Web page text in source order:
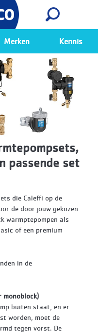
Bekijk
Merken Kennis
passende set
die Caleffi op de
de door jouw gekozen
warmptepompen als
of een premium
in de
monoblock)
buiten staat, en er
worden, moet de
tegen vorst. De